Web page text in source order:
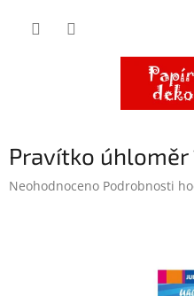
Pravítko úhloměr
Průměrné
Neohodnoceno Podrobnosti